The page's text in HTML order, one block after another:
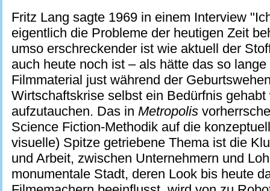
Fritz Lang sagte 1969 in einem Interview
eigentlich die Probleme der heutigen Zeit
umso erschreckender ist wie aktuell der
auch heute noch ist – als hätte das so
Filmmaterial just während der
Wirtschaftskrise selbst ein Bedürfnis gehabt
aufzutauchen. Das in Metropolis
Science Fiction-Methodik auf die
visuelle) Spitze getriebene Thema ist die
und Arbeit, zwischen Unternehmern und
monumentale Stadt, deren Look bis heute